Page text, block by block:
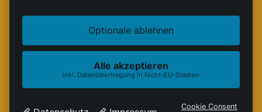
Optionale ablehnen
Alle akzeptieren
inkl. Datenübertragung in Nicht-EU-Staaten
Cookie Consent